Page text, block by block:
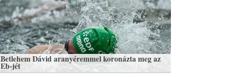
Betlehem Dávid aranyéremmel koronázta meg az
Eb-jét